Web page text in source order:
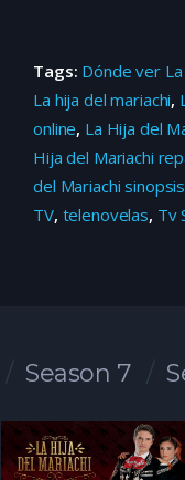
Tags: Dónde ver
La hija del mariachi,
online, La Hija del
Hija del Mariachi
del Mariachi
TV, telenovelas, Tv
Season 7